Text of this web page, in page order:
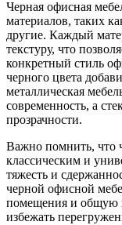
Черная офисная
материалов, таких
другие. Каждый
текстуру, что
конкретный стиль
черного цвета
металлическая
современность, а
прозрачности.
Важно помнить, что
классическим и
тяжесть и
черной офисной
помещения и общую
избежать